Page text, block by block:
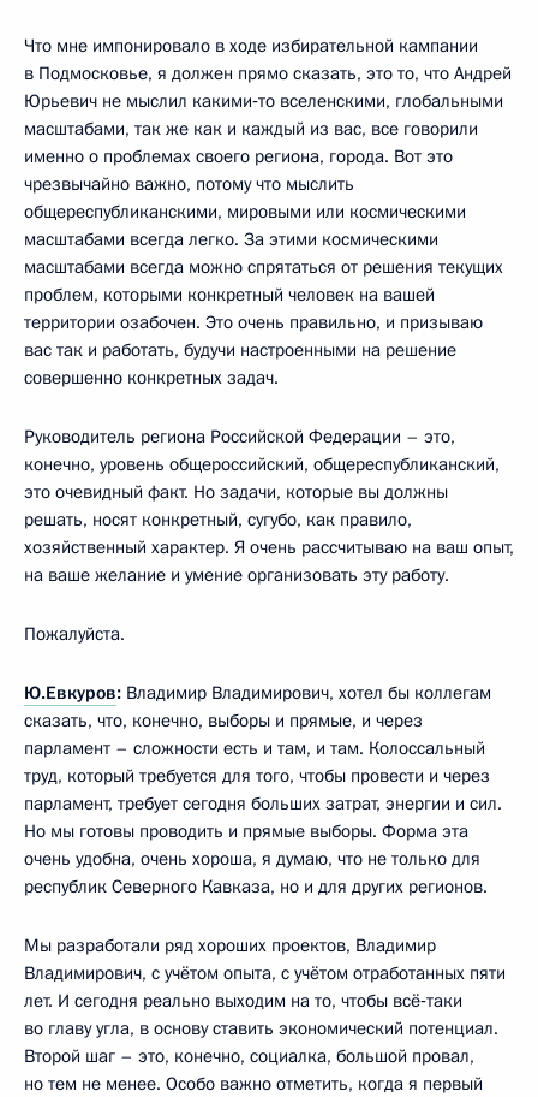
Что мне импонировало в ходе избирательной кампании
в Подмосковье, я должен прямо сказать, это то, что Андрей
Юрьевич не мыслил какими‑то вселенскими, глобальными
масштабами, так же как и каждый из вас, все говорили
именно о проблемах своего региона, города. Вот это
чрезвычайно важно, потому что мыслить
общереспубликанскими, мировыми или космическими
масштабами всегда легко. За этими космическими
масштабами всегда можно спрятаться от решения текущих
проблем, которыми конкретный человек на вашей
территории озабочен. Это очень правильно, и призываю
вас так и работать, будучи настроенными на решение
совершенно конкретных задач.
Руководитель региона Российской Федерации – это,
конечно, уровень общероссийский, общереспубликанский,
это очевидный факт. Но задачи, которые вы должны
решать, носят конкретный, сугубо, как правило,
хозяйственный характер. Я очень рассчитываю на ваш опыт,
на ваше желание и умение организовать эту работу.
Пожалуйста.
Ю.Евкуров: Владимир Владимирович, хотел бы коллегам
сказать, что, конечно, выборы и прямые, и через
парламент – сложности есть и там, и там. Колоссальный
труд, который требуется для того, чтобы провести и через
парламент, требует сегодня больших затрат, энергии и сил.
Но мы готовы проводить и прямые выборы. Форма эта
очень удобна, очень хороша, я думаю, что не только для
республик Северного Кавказа, но и для других регионов.
Мы разработали ряд хороших проектов, Владимир
Владимирович, с учётом опыта, с учётом отработанных пяти
лет. И сегодня реально выходим на то, чтобы всё‑таки
во главу угла, в основу ставить экономический потенциал.
Второй шаг – это, конечно, социалка, большой провал,
но тем не менее. Особо важно отметить, когда я первый